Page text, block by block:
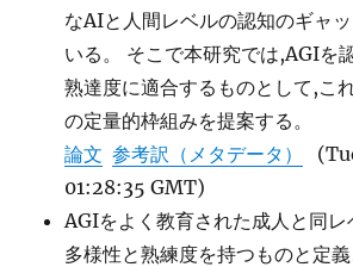
なAIと人間レベルの認知のギャ
いる。 そこで本研究では,AGIを
熟達度に適合するものとして,こ
の定量的枠組みを提案する。
論文 参考訳（メタデータ）
01:28:35 GMT)
AGIをよく教育された成人と同レ
多様性と熟練度を持つものと定